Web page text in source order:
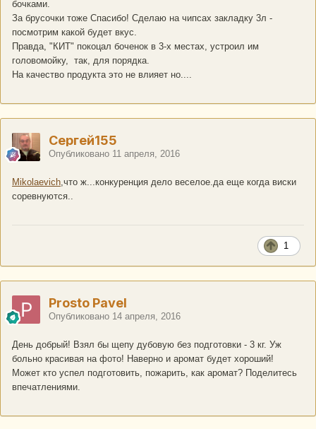
бочками.
За брусочки тоже Спасибо! Сделаю на чипсах закладку 3л -
посмотрим какой будет вкус.
Правда, "КИТ" покоцал боченок в 3-х местах, устроил им
головомойку, так, для порядка.
На качество продукта это не влияет но....
Сергей155
Опубликовано 11 апреля, 2016
Mikolaevich,что ж...конкуренция дело веселое.да еще когда виски
соревнуются..
1
Prosto Pavel
Опубликовано 14 апреля, 2016
День добрый! Взял бы щепу дубовую без подготовки - 3 кг. Уж
больно красивая на фото! Наверно и аромат будет хороший!
Может кто успел подготовить, пожарить, как аромат? Поделитесь
впечатлениями.